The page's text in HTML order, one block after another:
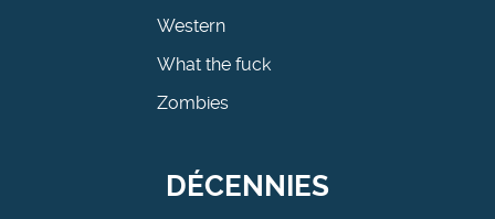
Western
What the fuck
Zombies
DÉCENNIES